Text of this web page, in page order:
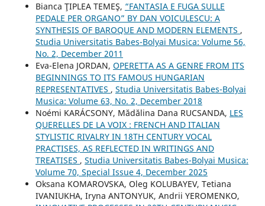
Bianca ŢIPLEA TEMEŞ, “FANTASIA E FUGA SULLE
PEDALE PER ORGANO” BY DAN VOICULESCU: A
SYNTHESIS OF BAROQUE AND MODERN ELEMENTS ,
Studia Universitatis Babes-Bolyai Musica: Volume 56,
No. 2, December 2011
Eva-Elena JORDAN, OPERETTA AS A GENRE FROM ITS
BEGINNINGS TO ITS FAMOUS HUNGARIAN
REPRESENTATIVES , Studia Universitatis Babes-Bolyai
Musica: Volume 63, No. 2, December 2018
Noémi KARÁCSONY, Mădălina Dana RUCSANDA, LES
QUERELLES DE LA VOIX : FRENCH AND ITALIAN
STYLISTIC RIVALRY IN 18TH CENTURY VOCAL
PRACTISES, AS REFLECTED IN WRITINGS AND
TREATISES , Studia Universitatis Babes-Bolyai Musica:
Volume 70, Special Issue 4, December 2025
Oksana KOMAROVSKA, Oleg KOLUBAYEV, Tetiana
IVANIUKHA, Iryna ANTONYUK, Andrii YEROMENKO,